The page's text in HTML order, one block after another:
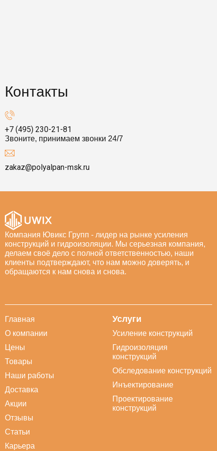
Контакты
+7 (495) 230-21-81
Звоните, принимаем звонки 24/7
zakaz@polyalpan-msk.ru
Компания Ювикс Групп - лидер на рынке усиления
конструкций и гидроизоляции. Мы серьезная компания,
делаем своё дело с полной ответственностью, наши
клиенты подтверждают, что нам можно доверять, и
обращаются к нам снова и снова.
Главная
О компании
Цены
Товары
Наши работы
Доставка
Акции
Отзывы
Статьи
Карьера
Услуги
Усиление конструкций
Гидроизоляция
конструкций
Обследование конструкций
Инъектирование
Проектирование
конструкций